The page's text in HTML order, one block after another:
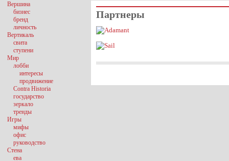
Партнеры
Вершина
бизнес
бренд
личность
Вертикаль
свита
ступени
Мир
лобби
интересы
продвижение
Contra Historia
государство
зеркало
тренды
Игры
мифы
офис
руководство
Стена
ева